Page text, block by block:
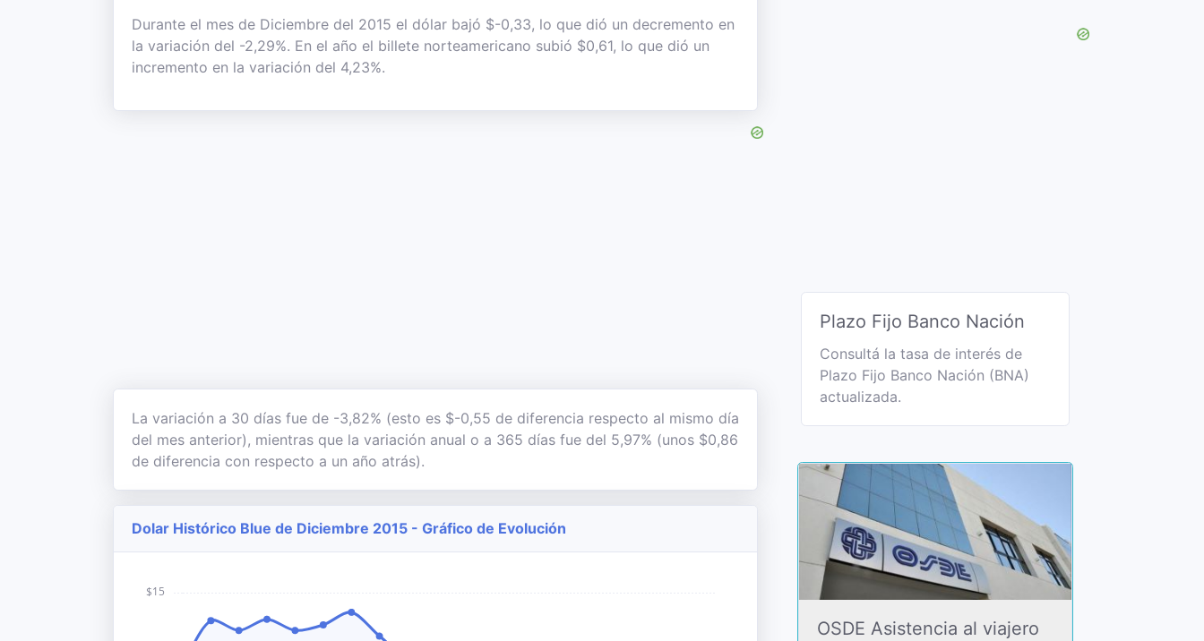
Durante el mes de Diciembre del 2015 el dólar bajó $-0,33, lo que dió un decremento en
la variación del -2,29%. En el año el billete norteamericano subió $0,61, lo que dió un
incremento en la variación del 4,23%.
La variación a 30 días fue de -3,82% (esto es $-0,55 de diferencia respecto al mismo día
del mes anterior), mientras que la variación anual o a 365 días fue del 5,97% (unos $0,86
de diferencia con respecto a un año atrás).
Dolar Histórico Blue de Diciembre 2015 - Gráfico de Evolución
Plazo Fijo Banco Nación
Consultá la tasa de interés de
Plazo Fijo Banco Nación (BNA)
actualizada.
OSDE Asistencia al viajero